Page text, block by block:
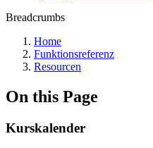
Breadcrumbs
Home
Funktionsreferenz
Resourcen
On this Page
Kurskalender